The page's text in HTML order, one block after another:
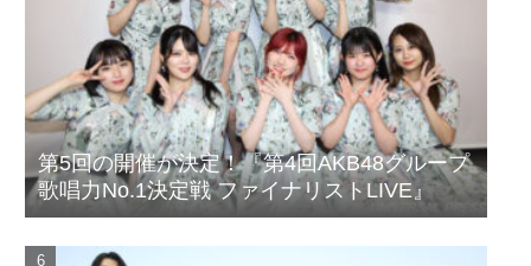
第5回の開催が決定！『第4回AKB48グループ
歌唱力No.1決定戦 ファイナリストLIVE』